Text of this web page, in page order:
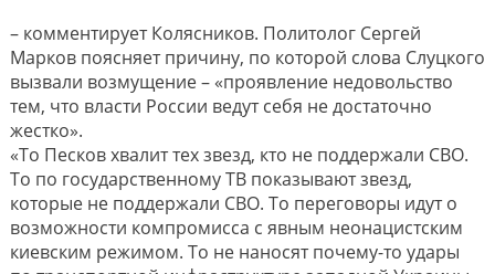
– комментирует Колясников. Политолог Сергей
Марков поясняет причину, по которой слова Слуцкого
вызвали возмущение – «проявление недовольство
тем, что власти России ведут себя не достаточно
жестко».
«То Песков хвалит тех звезд, кто не поддержали СВО.
То по государственному ТВ показывают звезд,
которые не поддержали СВО. То переговоры идут о
возможности компромисса с явным неонацистским
киевским режимом. То не наносят почему-то удары